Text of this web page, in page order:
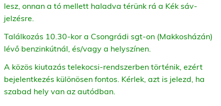
lesz, onnan a tó mellett haladva térünk rá a Kék sáv-
jelzésre.
Találkozás 10.30-kor a Csongrádi sgt-on (Makkosházán)
lévő benzinkútnál, és/vagy a helyszínen.
A közös kiutazás telekocsi-rendszerben történik, ezért
bejelentkezés különösen fontos. Kérlek, azt is jelezd, ha
szabad hely van az autódban.